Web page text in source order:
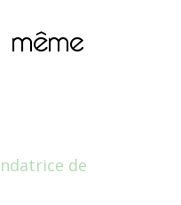
de